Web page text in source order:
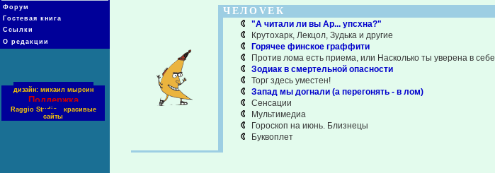
Форум
Гостевая книга
Ссылки
О редакции
дизайн: михаил мырсин
Поддержка
Raggio Studio - красивые
сайты
ЧЕЛОVЕК
"А читали ли вы Ар... упсхна?"
Крутохарк, Лекцол, Зудька и другие
Горячее финское граффити
Против лома есть приема, или Насколько ты уверена в себе
Зодиак в смертельной опасности
Торг здесь уместен!
Запад мы догнали (а перегонять - в лом)
Сенсации
Мультимедиа
Гороскоп на июнь. Близнецы
Буквоплет